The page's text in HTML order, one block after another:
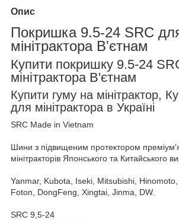
Опис
Покришка 9.5-24 SRC
мінітрактора В'єтнам
Купити покришку 9.5-24
мінітрактора В'єтнам
Купити гуму на мінітрактор,
для мінітрактора в Україні
SRC Made in Vietnam
Шини з підвищеним протектором
мінітракторів Японського та Китайського
Yanmar, Kubota, Iseki, Mitsubishi,
Foton, DongFeng, Xingtai, Jinma, DW.
SRC 9,5-24